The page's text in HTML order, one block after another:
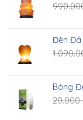
Đèn Đá
Bóng
20.000